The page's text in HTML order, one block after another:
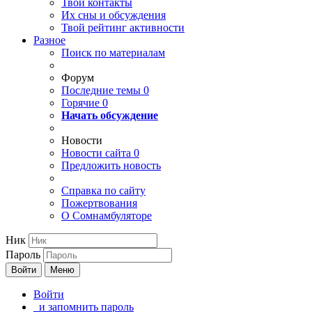
Твои контакты
Их сны и обсуждения
Твой рейтинг активности
Разное
Поиск по материалам
Форум
Последние темы 0
Горячие 0
Начать обсуждение
Новости
Новости сайта 0
Предложить новость
Справка по сайту
Пожертвования
О Сомнамбуляторе
Ник
Пароль
Войти Меню
Войти
и запомнить пароль